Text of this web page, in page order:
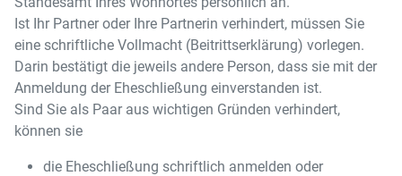
Ist Ihr Partner oder Ihre Partnerin verhindert, müssen Sie
eine schriftliche Vollmacht (Beitrittserklärung) vorlegen.
Darin bestätigt die jeweils andere Person, dass sie mit der
Anmeldung der Eheschließung einverstanden ist.
Sind Sie als Paar aus wichtigen Gründen verhindert,
können sie
die Eheschließung schriftlich anmelden oder